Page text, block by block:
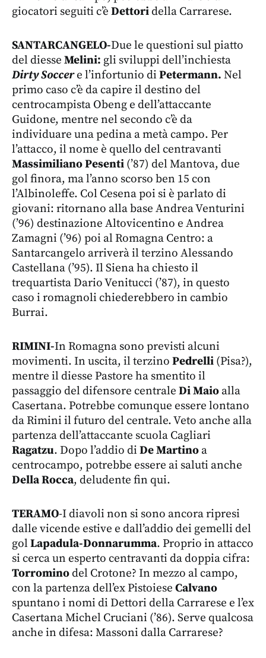
giocatori seguiti c’è Dettoridella Carrarese.
SANTARCANGELO-Due le questioni sul piatto
del diesse Melini: gli sviluppi dell’inchiesta
Dirty Soccere l’infortunio di Petermann. Nel
primo caso c’è da capire il destino del
centrocampista Obeng e dell’attaccante
Guidone, mentre nel secondo c’è da
individuare una pedina a metà campo. Per
l’attacco, il nome è quello del centravanti
Massimiliano Pesenti (’87) del Mantova, due
gol finora, ma l’anno scorso ben 15 con
l’Albinoleffe. Col Cesena poi si è parlato di
giovani: ritornano alla base Andrea Venturini
(’96) destinazione Altovicentino e Andrea
Zamagni (’96) poi al Romagna Centro: a
Santarcangelo arriverà il terzino Alessando
Castellana (’95). Il Siena ha chiesto il
trequartista Dario Venitucci (’87), in questo
caso i romagnoli chiederebbero in cambio
Burrai.
RIMINI-In Romagna sono previsti alcuni
movimenti. In uscita, il terzino Pedrelli (Pisa?),
mentre il diesse Pastore ha smentito il
passaggio del difensore centrale Di Maio alla
Casertana. Potrebbe comunque essere lontano
da Rimini il futuro del centrale. Veto anche alla
partenza dell’attaccante scuola Cagliari
Ragatzu. Dopo l’addio di De Martino a
centrocampo, potrebbe essere ai saluti anche
Della Rocca, deludente fin qui.
TERAMO-I diavoli non si sono ancora ripresi
dalle vicende estive e dall’addio dei gemelli del
golLapadula-Donnarumma. Proprio in attacco
si cerca un esperto centravanti da doppia cifra:
Torrominodel Crotone? In mezzo al campo,
con la partenza dell’ex Pistoiese Calvano
spuntano i nomi di Dettori della Carrarese e l’ex
Casertana Michel Cruciani (’86). Serve qualcosa
anche in difesa: Massoni dalla Carrarese?